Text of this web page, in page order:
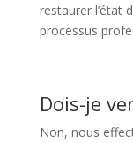
restaurer l’état
processus
Dois-je
Non, nous